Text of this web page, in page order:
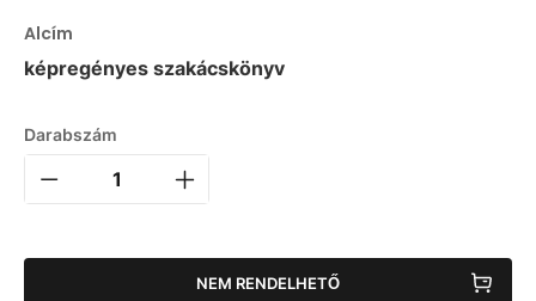
Alcím
képregényes szakácskönyv
Darabszám
NEM RENDELHETŐ